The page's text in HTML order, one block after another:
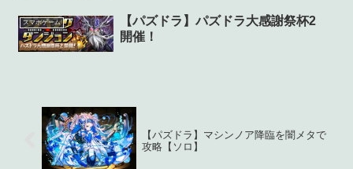
スマホゲーム
【パズドラ】パズドラ大感謝祭杯2
開催！
【パズドラ】マシンノア降臨を闇メタで
攻略【ソロ】